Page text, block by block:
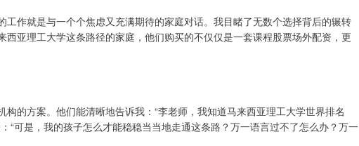
作就是与一个个焦虑又充满期待的家庭对话。我目睹了无数个选择背后的辗转
亚理工大学这条路径的家庭，他们购买的不仅仅是一套课程股票场外配资，更
的方案。他们能清晰地告诉我：“李老师，我知道马来西亚理工大学世界排名
“可是，我的孩子怎么才能稳稳当当地走通这条路？万一语言过不了怎么办？万一